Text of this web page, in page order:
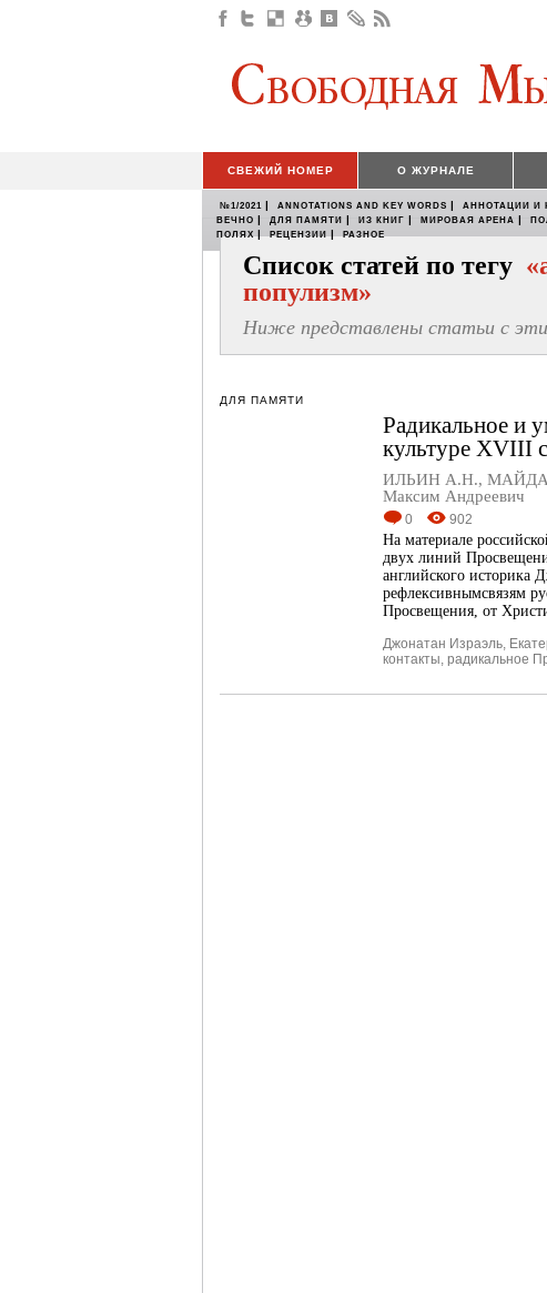
СВЕЖИЙ НОМЕР О ЖУРНАЛЕ
№1/2021 | ANNOTATIONS AND KEY WORDS | АННОТАЦИИ И
ВЕЧНО | ДЛЯ ПАМЯТИ | ИЗ КНИГ | МИРОВАЯ АРЕНА |
ПОЛЯХ | РЕЦЕНЗИИ | РАЗНОЕ
Список статей по тегу
популизм»
Ниже представлены статьи с
ДЛЯ ПАМЯТИ
Радикальное и
культуре XVIII
ИЛЬИН А.Н.,
Максим Андреевич
0 902
На материале
двух линий
английского историка
рефлексивнымсвязям
Просвещения, от
Джонатан Израэль,
контакты, радикальное